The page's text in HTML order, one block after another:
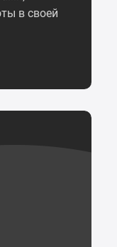
в своей